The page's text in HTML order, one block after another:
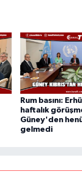
Rum basını:
haftalık
Güney'den
gelmedi